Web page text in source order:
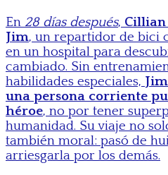
En 28 días después,
Jim, un repartidor de bici
en un hospital para
cambiado. Sin
habilidades especiales,
una persona corriente
héroe, no por tener
humanidad. Su viaje no
también moral: pasó de
arriesgarla por los demás.